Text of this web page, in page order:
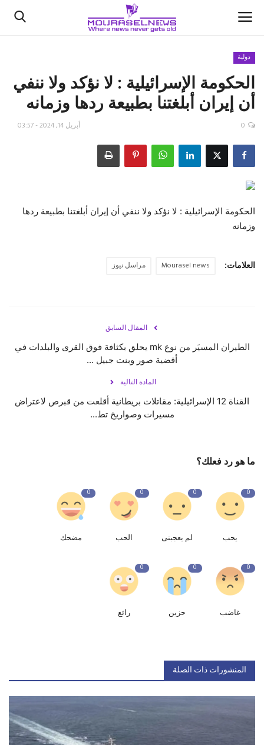
الأخبار
كتّابنا
اقتصاد
رياضة
فيديو
دولية
الحكومة الإسرائيلية : لا نؤكد ولا ننفي
أن إيران أبلغتنا بطبيعة ردها وزمانه
أبريل 14, 2024 - 03:57 0
الحكومة الإسرائيلية : لا نؤكد ولا ننفي أن إيران أبلغتنا بطبيعة ردها
وزمانه
العلامات: Mourasel news مراسل نيوز
المقال السابق
الطيران المسيَر من نوع mk يحلق بكثافة فوق القرى والبلدات في
أقضية صور وبنت جبيل ...
المادة التالية
القناة 12 الإسرائيلية: مقاتلات بريطانية أقلعت من ‎قبرص لاعتراض
مسيرات وصواريخ تط...
ما هو رد فعلك؟
0
يحب
0
لم يعجبنى
0
الحب
0
مضحك
0
غاضب
0
حزين
0
رائع
المنشورات ذات الصلة